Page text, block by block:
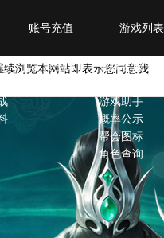
游戏列表
账号充值
续浏览本网站即表示您同意我
完美画廊
在线客服
游戏助手
概率公示
帮会图标
角色查询